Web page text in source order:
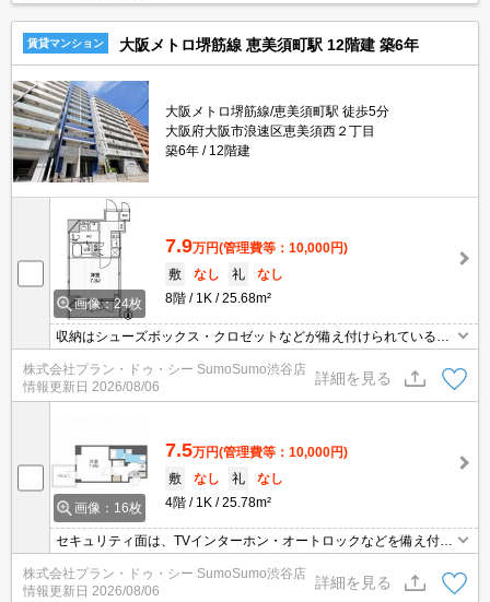
などを設置しているので安全面でも優れております。
賃貸マンション 大阪メトロ堺筋線 恵美須町駅 12階建 築6年
大阪メトロ堺筋線/恵美須町駅 徒歩5分
大阪府大阪市浪速区恵美須西２丁目
築6年
12階建
画像：24枚
7.9万円(管理費等：10,000円)
敷
なし 礼
なし
8階
1K 25.68m²
収納はシューズボックス・クロゼットなどが備え付けられているの
ターホン・オートロックなど充実しているので、防犯対策もばっち
りです。共用部にはゴミ出し24時間OK・宅配ボックスなどが揃っ
株式会社プラン・ドゥ・シー SumoSumo渋谷店
情報更新日 2026/08/06
詳細を見る
画像：16枚
7.5万円(管理費等：10,000円)
敷
なし 礼
なし
4階
1K 25.78m²
セキュリティ面は、TVインターホン・オートロックなどを備え付け
クスなど豊富なので、広々と空間を利用することも可能です。共用
部にはゴミ出し24時間OK・宅配ボックスなどが揃っております。
株式会社プラン・ドゥ・シー SumoSumo渋谷店
情報更新日 2026/08/06
詳細を見る